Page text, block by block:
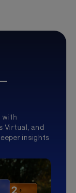
with
Virtual, and
insights